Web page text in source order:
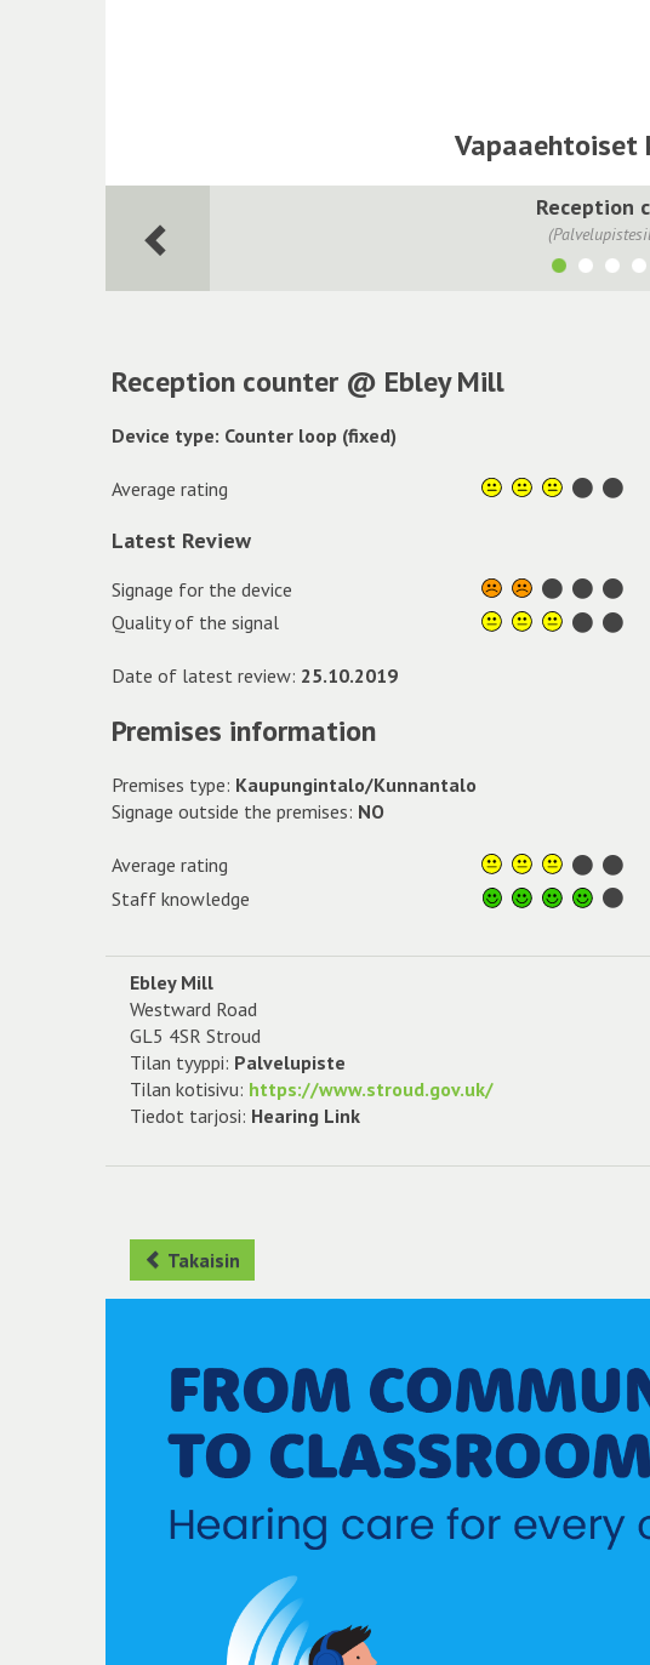
Reception
Reception counter @ Ebley Mill
Device type: Counter loop (fixed)
Average rating
Latest Review
Signage for the device
Quality of the signal
Date of latest review: 25.10.2019
Premises information
Premises type: Kaupungintalo/Kunnantalo
Signage outside the premises: NO
Average rating
Staff knowledge
Ebley Mill
Westward Road
GL5 4SR Stroud
Tilan tyyppi: Palvelupiste
Tilan kotisivu: https://www.stroud.gov.uk/
Tiedot tarjosi: Hearing Link
Takaisin